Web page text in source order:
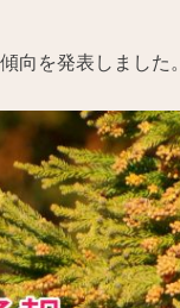
向を発表しました。